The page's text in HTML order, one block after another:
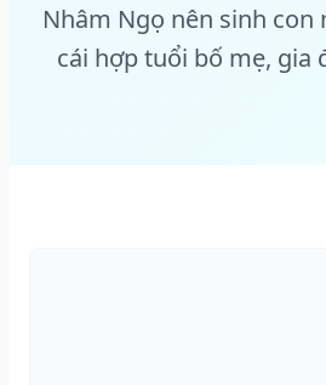
Nhâm Ngọ nên sinh con
cái hợp tuổi bố mẹ, gia